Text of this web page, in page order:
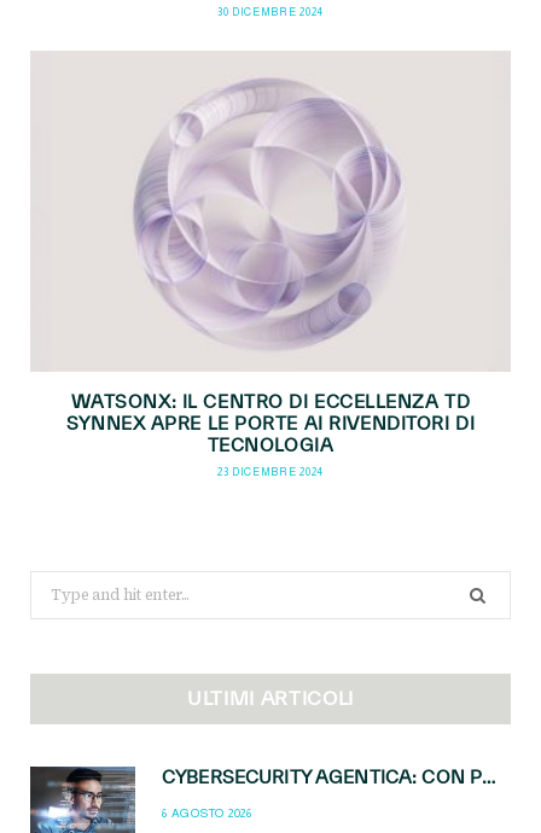
30 DICEMBRE 2024
WATSONX: IL CENTRO DI ECCELLENZA TD
SYNNEX APRE LE PORTE AI RIVENDITORI DI
TECNOLOGIA
23 DICEMBRE 2024
Search
for:
ULTIMI ARTICOLI
CYBERSECURITY AGENTICA: CON PERCEPTION E MAI-CYBER-1-FLASH MICROSOFT APRE NUOVI SERVIZI PER IL CANALE
6 AGOSTO 2026